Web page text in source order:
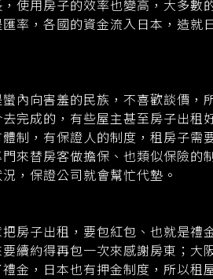
使用房子的效率也變高，大多數
率，各國的資金流入日本，造
內向害羞的民族，不喜歡談價，
完成的，有些屋主甚至房子出租
制，有保證人的制度，租房子需
來替房客做擔保、也類似保險的
，保證公司就會幫忙代墊。
房子出租，要包紅包、也就是禮
續約得再包一次來感謝房東；大
金，日本也有押金制度，所以租